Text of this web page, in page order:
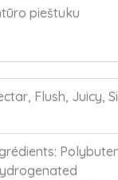
pieštuku
Flush, Juicy,